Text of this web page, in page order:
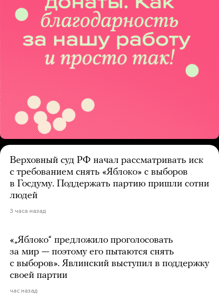
Верховный суд РФ начал рассматривать иск
с требованием снять «Яблоко» с выборов
в Госдуму. Поддержать партию пришли сотни
людей
3 часа назад
«„Яблоко“ предложило проголосовать
за мир — поэтому его пытаются снять
с выборов». Явлинский выступил в поддержку
своей партии
час назад